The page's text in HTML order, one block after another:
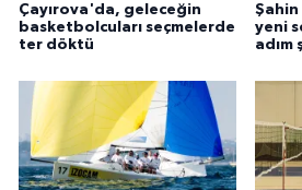
Çayırova'da, geleceğin
basketbolcuları seçmelerde
ter döktü
yeni
adım